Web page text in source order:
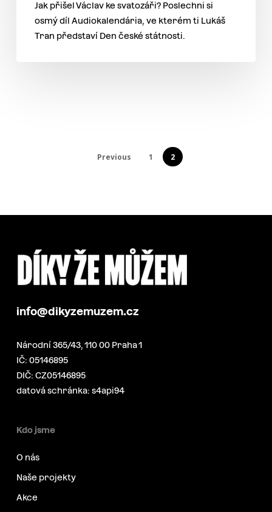
Jak přišel Václav ke svatozáři? Poslechni si
osmý díl Audiokalendária, ve kterém ti Lukáš
Tran představí Den české státnosti.
Previous 1 2
info@dikyzemuzem.cz
Národní 365/43, 110 00 Praha 1
IČ: 05146895
DIČ: CZ05146895
datová schránka: s4api94
Kdo jsme
O nás
Naše projekty
Akce